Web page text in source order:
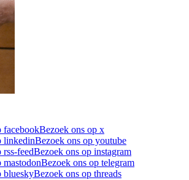
facebookBezoek ons op x
linkedinBezoek ons op youtube
rss-feedBezoek ons op instagram
mastodonBezoek ons op telegram
blueskyBezoek ons op threads